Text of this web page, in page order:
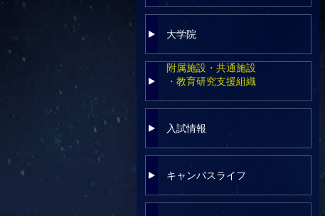
大学院
附属施設・共通施設
・教育研究支援組織
入試情報
キャンパスライフ